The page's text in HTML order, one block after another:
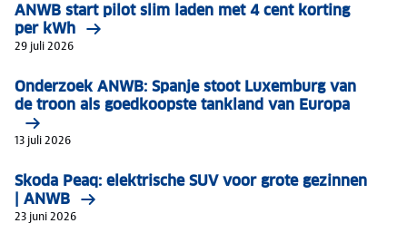
ANWB start pilot slim laden met 4 cent korting
per kWh
29 juli 2026
Onderzoek ANWB: Spanje stoot Luxemburg van
de troon als goedkoopste tankland van Europa
13 juli 2026
Skoda Peaq: elektrische SUV voor grote gezinnen
| ANWB
23 juni 2026